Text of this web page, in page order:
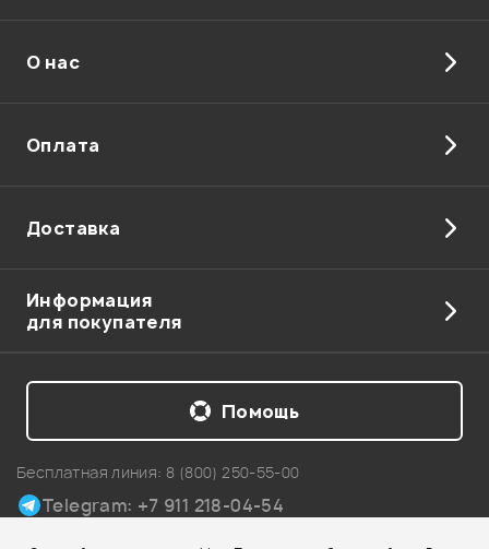
Отправить
О нас
Оплата
Доставка
Информация
для покупателя
Бесплатная линия: 8 (800) 250-55-00
Telegram: +7 911 218-04-54
Помощь